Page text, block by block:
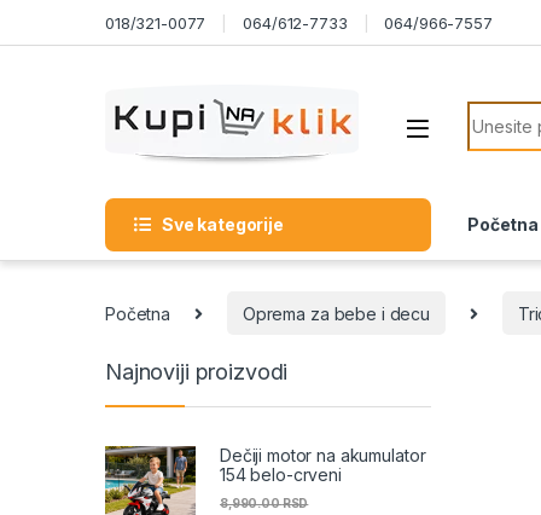
Skip to navigation018/321-0077 064/612-7733 064/966-7557
Search
Sve kategorije Početna
Početna Oprema za bebe i decu
Najnoviji proizvodi
Dečiji motor na akumulator
154 belo-crveni
8,990.00RSD